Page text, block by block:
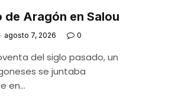
de Aragón en Salou
agosto 7, 2026 0
del siglo pasado, un
se juntaba
en…